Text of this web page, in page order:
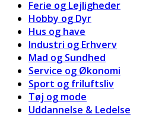
Ferie og Lejligheder
Hobby og Dyr
Hus og have
Industri og Erhverv
Mad og Sundhed
Service og Økonomi
Sport og friluftsliv
Tøj og mode
Uddannelse & Ledelse